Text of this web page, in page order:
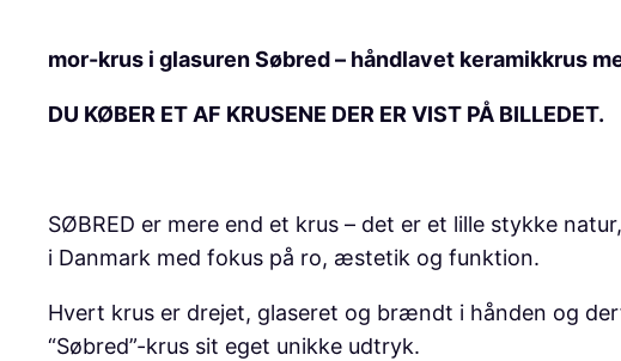
mor-krus i glasuren Søbred – håndlavet keramikkrus
DU KØBER ET AF KRUSENE DER ER VIST PÅ BILLEDET.
SØBRED er mere end et krus – det er et lille stykke
i Danmark med fokus på ro, æstetik og funktion.
Hvert krus er drejet, glaseret og brændt i hånden og
“Søbred”-krus sit eget unikke udtryk.